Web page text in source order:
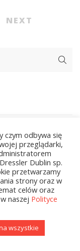
NEXT
czym odbywa się
przeglądarki,
Dublin sp.
przetwarzamy
strony oraz w
celów oraz
naszej Polityce
wszystkie